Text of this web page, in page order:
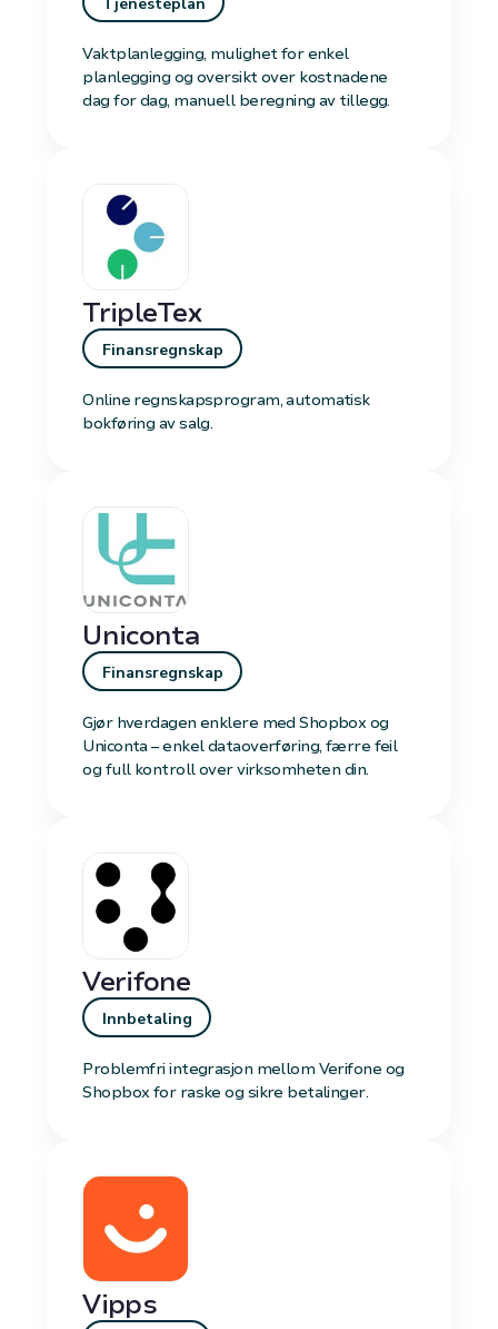
Vaktplanlegging, mulighet for enkel
planlegging og oversikt over kostnadene
dag for dag, manuell beregning av tillegg.
TripleTex
Finansregnskap
Online regnskapsprogram, automatisk
bokføring av salg.
Uniconta
Finansregnskap
Gjør hverdagen enklere med Shopbox og
Uniconta – enkel dataoverføring, færre feil
og full kontroll over virksomheten din.
Verifone
Innbetaling
Problemfri integrasjon mellom Verifone og
Shopbox for raske og sikre betalinger.
Vipps